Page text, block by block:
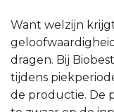
Want welzijn
dragen. Bij
tijdens
de productie. De